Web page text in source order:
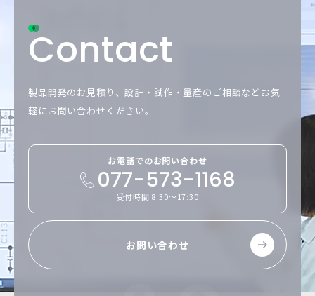
Contact
製品開発のお見積り、設計・試作・量産のご相談などお気
軽にお問い合わせください。
お電話でのお問い合わせ
077-573-1168
受付時間 8:30～17:30
お問い合わせ